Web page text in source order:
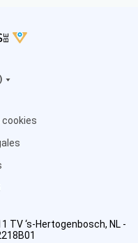
TV ‘s-Hertogenbosch, NL -